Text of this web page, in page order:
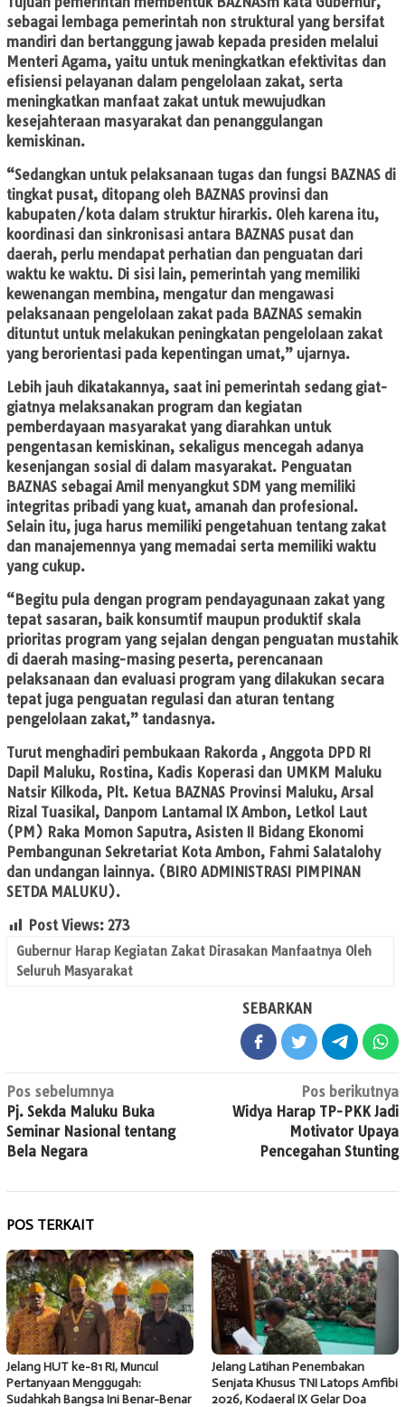
sebagai lembaga pemerintah non struktural yang bersifat
mandiri dan bertanggung jawab kepada presiden melalui
Menteri Agama, yaitu untuk meningkatkan efektivitas dan
efisiensi pelayanan dalam pengelolaan zakat, serta
meningkatkan manfaat zakat untuk mewujudkan
kesejahteraan masyarakat dan penanggulangan
kemiskinan.
“Sedangkan untuk pelaksanaan tugas dan fungsi BAZNAS di
tingkat pusat, ditopang oleh BAZNAS provinsi dan
kabupaten/kota dalam struktur hirarkis. Oleh karena itu,
koordinasi dan sinkronisasi antara BAZNAS pusat dan
daerah, perlu mendapat perhatian dan penguatan dari
waktu ke waktu. Di sisi lain, pemerintah yang memiliki
kewenangan membina, mengatur dan mengawasi
pelaksanaan pengelolaan zakat pada BAZNAS semakin
dituntut untuk melakukan peningkatan pengelolaan zakat
yang berorientasi pada kepentingan umat,” ujarnya.
Lebih jauh dikatakannya, saat ini pemerintah sedang giat-
giatnya melaksanakan program dan kegiatan
pemberdayaan masyarakat yang diarahkan untuk
pengentasan kemiskinan, sekaligus mencegah adanya
kesenjangan sosial di dalam masyarakat. Penguatan
BAZNAS sebagai Amil menyangkut SDM yang memiliki
integritas pribadi yang kuat, amanah dan profesional.
Selain itu, juga harus memiliki pengetahuan tentang zakat
dan manajemennya yang memadai serta memiliki waktu
yang cukup.
“Begitu pula dengan program pendayagunaan zakat yang
tepat sasaran, baik konsumtif maupun produktif skala
prioritas program yang sejalan dengan penguatan mustahik
di daerah masing-masing peserta, perencanaan
pelaksanaan dan evaluasi program yang dilakukan secara
tepat juga penguatan regulasi dan aturan tentang
pengelolaan zakat,” tandasnya.
Turut menghadiri pembukaan Rakorda , Anggota DPD RI
Dapil Maluku, Rostina, Kadis Koperasi dan UMKM Maluku
Natsir Kilkoda, Plt. Ketua BAZNAS Provinsi Maluku, Arsal
Rizal Tuasikal, Danpom Lantamal IX Ambon, Letkol Laut
(PM) Raka Momon Saputra, Asisten II Bidang Ekonomi
Pemba­ngunan Sekretariat Kota Ambon, Fahmi Salatalohy
dan undangan lainnya. (BIRO ADMINISTRASI PIMPINAN
SETDA MALUKU).
Post Views: 273
Gubernur Harap Kegiatan Zakat Dirasakan Manfaatnya Oleh
Seluruh Masyarakat
SEBARKAN
Navigasi
pos
Pos sebelumnya
Pj. Sekda Maluku Buka
Seminar Nasional tentang
Bela Negara
Pos berikutnya
Widya Harap TP-PKK Jadi
Motivator Upaya
Pencegahan Stunting
POS TERKAIT
Jelang HUT ke-81 RI, Muncul
Pertanyaan Menggugah:
Sudahkah Bangsa Ini Benar-Benar
Jelang Latihan Penembakan
Senjata Khusus TNI Latops Amfibi
2026, Kodaeral IX Gelar Doa